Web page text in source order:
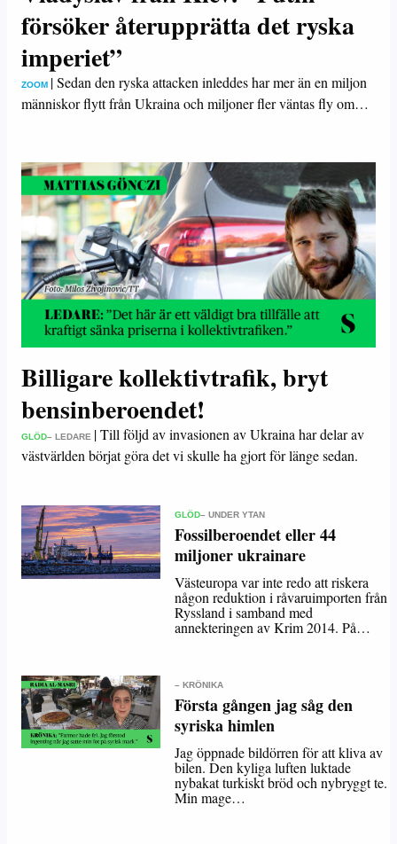
försöker återupprätta det ryska
imperiet”
ZOOM |Sedan den ryska attacken inleddes har mer än en miljon
människor flytt från Ukraina och miljoner fler väntas fly om…
Billigare kollektivtrafik, bryt
bensinberoendet!
GLÖD– LEDARE |Till följd av invasionen av Ukraina har delar av
västvärlden börjat göra det vi skulle ha gjort för länge sedan.
GLÖD– UNDER YTAN
Fossilberoendet eller 44
miljoner ukrainare
Västeuropa var inte redo att riskera
någon reduktion i råvaruimporten från
Ryssland i samband med
annekteringen av Krim 2014. På…
– KRÖNIKA
Första gången jag såg den
syriska himlen
Jag öppnade bildörren för att kliva av
bilen. Den kyliga luften luktade
nybakat turkiskt bröd och nybryggt te.
Min mage…